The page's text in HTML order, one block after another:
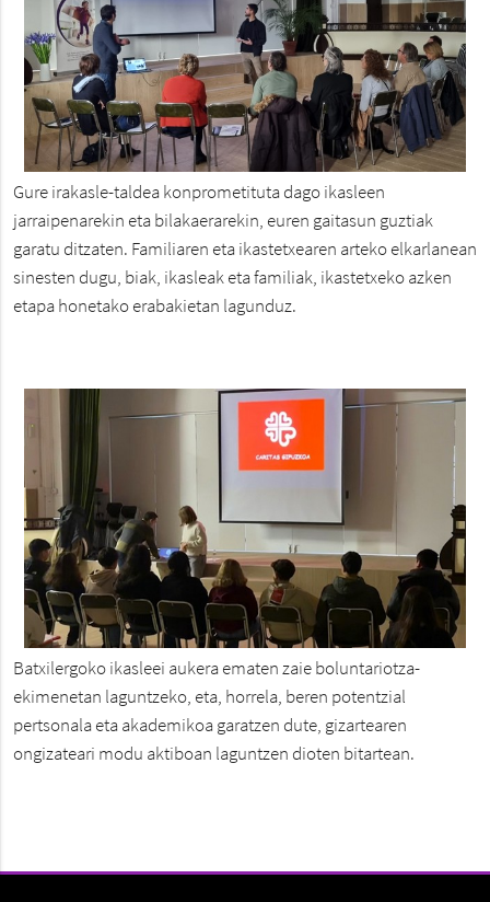
Gure irakasle-taldea konprometituta dago ikasleen
jarraipenarekin eta bilakaerarekin, euren gaitasun guztiak
garatu ditzaten. Familiaren eta ikastetxearen arteko elkarlanean
sinesten dugu, biak, ikasleak eta familiak, ikastetxeko azken
etapa honetako erabakietan lagunduz.
Batxilergoko ikasleei aukera ematen zaie boluntariotza-
ekimenetan laguntzeko, eta, horrela, beren potentzial
pertsonala eta akademikoa garatzen dute, gizartearen
ongizateari modu aktiboan laguntzen dioten bitartean.